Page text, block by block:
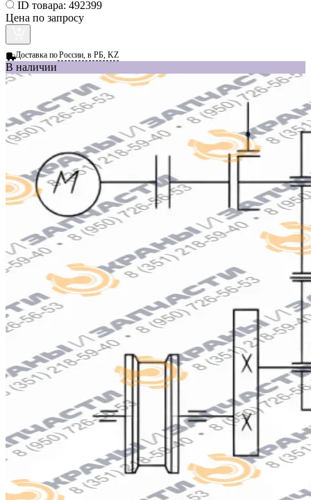
ID товара: 492399
Цена по запросу
Доставка поРоссии, в РБ, KZ
В наличии